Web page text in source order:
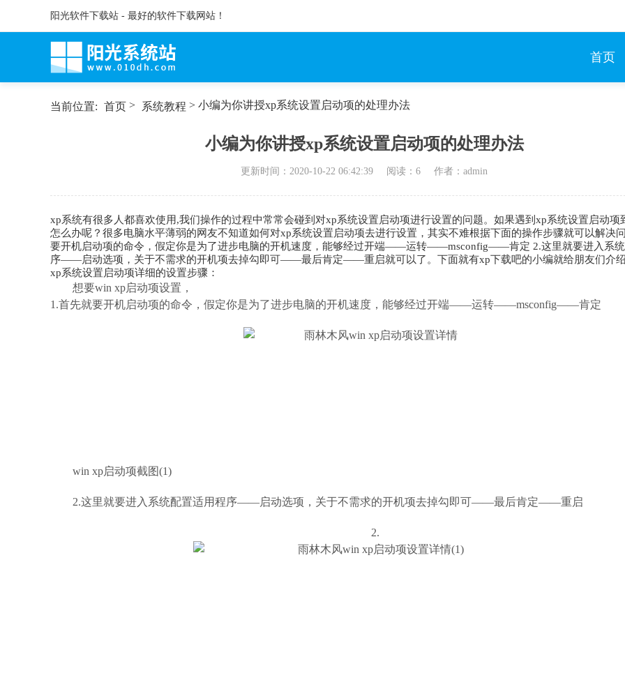
阳光软件下载站 - 最好的软件下载网站！
首页
当前位置: 首页 > 系统教程 > 小编为你讲授xp系统设置启动项的处理办法
小编为你讲授xp系统设置启动项的处理办法
更新时间： 2020-10-22 06:42:39 阅读： 6 作者：admin
xp系统有很多人都喜欢使用,我们操作的过程中常常会碰到对xp系统设置启动项进行设置的问题。如果遇到xp系统设置启动项
怎么办呢？很多电脑水平薄弱的网友不知道如何对xp系统设置启动项去进行设置，其实不难根据下面的操作步骤就可以解决
要开机启动项的命令，假定你是为了进步电脑的开机速度，能够经过开端——运转——msconfig——肯定 2.这里就要进入系统
序——启动选项，关于不需求的开机项去掉勾即可——最后肯定——重启就可以了。下面就有xp下载吧的小编就给朋友们介
xp系统设置启动项详细的设置步骤：
想要win xp启动项设置，
1.首先就要开机启动项的命令，假定你是为了进步电脑的开机速度，能够经过开端——运转——msconfig——肯定
win xp启动项截图(1)
2.这里就要进入系统配置适用程序——启动选项，关于不需求的开机项去掉勾即可——最后肯定——重启
2.